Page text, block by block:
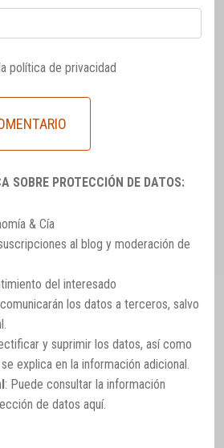
política de privacidad
SOBRE PROTECCIÓN DE DATOS:
& Cía
al blog y moderación de
del interesado
los datos a terceros, salvo
y suprimir los datos, así como
explica en la información adicional.
: Puede consultar la información
de datos aquí.